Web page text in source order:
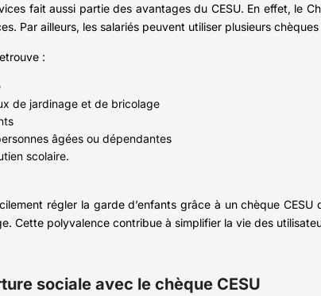
fait aussi partie des avantages du CESU. En effet, le
Par ailleurs, les salariés peuvent utiliser plusieurs
:
de jardinage et de bricolage
âgées ou dépendantes
scolaire.
régler la garde d’enfants grâce à un chèque
Cette polyvalence contribue à simplifier la vie des
sociale avec le chèque CESU